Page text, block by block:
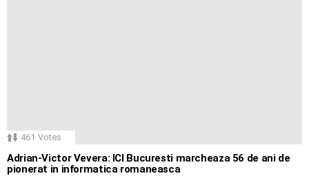
461 Votes
Adrian-Victor Vevera: ICI Bucuresti marcheaza 56 de ani de
pionerat in informatica romaneasca